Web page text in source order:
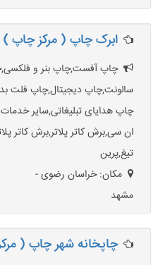
ابرک چاپ ( مرکز چاپ )
چاپ آفست,چاپ بنر و
چاپ هدایای تبلیغاتی,سایر
ان سی,برش کاتر پلاتر,برش کاتر
تیغ,پرین
مکان: خراسان رضوی -
مشهد
چاپخانه شهر چاپ (